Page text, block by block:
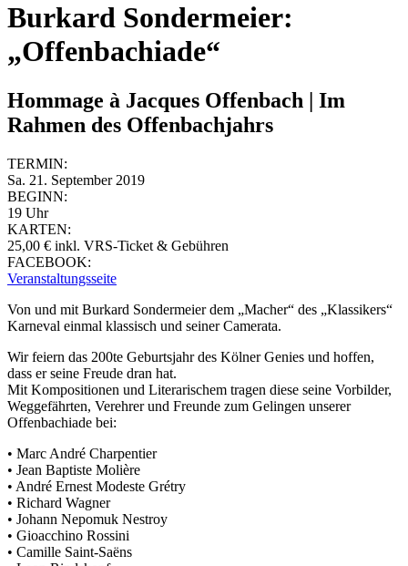
Burkard Sondermeier:
„Offenbachiade“
Hommage à Jacques Offenbach | Im
Rahmen des Offenbachjahrs
TERMIN:
Sa. 21. September 2019
BEGINN:
19 Uhr
KARTEN:
25,00 € inkl. VRS-Ticket & Gebühren
FACEBOOK:
Veranstaltungsseite
Von und mit Burkard Sondermeier dem „Macher“ des „Klassikers“
Karneval einmal klassisch und seiner Camerata.
Wir feiern das 200te Geburtsjahr des Kölner Genies und hoffen,
dass er seine Freude dran hat.
Mit Kompositionen und Literarischem tragen diese seine Vorbilder,
Weggefährten, Verehrer und Freunde zum Gelingen unserer
Offenbachiade bei:
• Marc André Charpentier
• Jean Baptiste Molière
• André Ernest Modeste Grétry
• Richard Wagner
• Johann Nepomuk Nestroy
• Gioacchino Rossini
• Camille Saint-Saëns